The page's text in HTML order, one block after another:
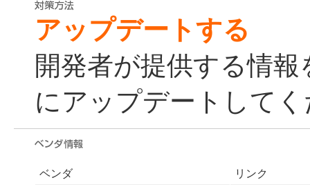
アップデートする
開発者が提供する情
にアップデートして
ベンダ
リンク